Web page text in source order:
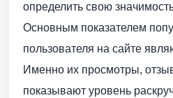
определить свою
Основным показателем
пользователя на сайте
Именно их просмотры,
показывают уровень